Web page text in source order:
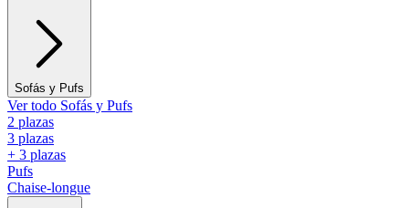
Sofás y Pufs
Ver todo Sofás y Pufs
2 plazas
3 plazas
+ 3 plazas
Pufs
Chaise-longue